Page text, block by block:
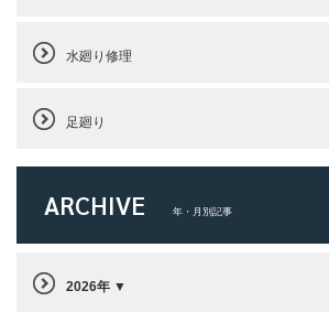
水廻り修理
足廻り
ARCHIVE 年・月別記事
2026年